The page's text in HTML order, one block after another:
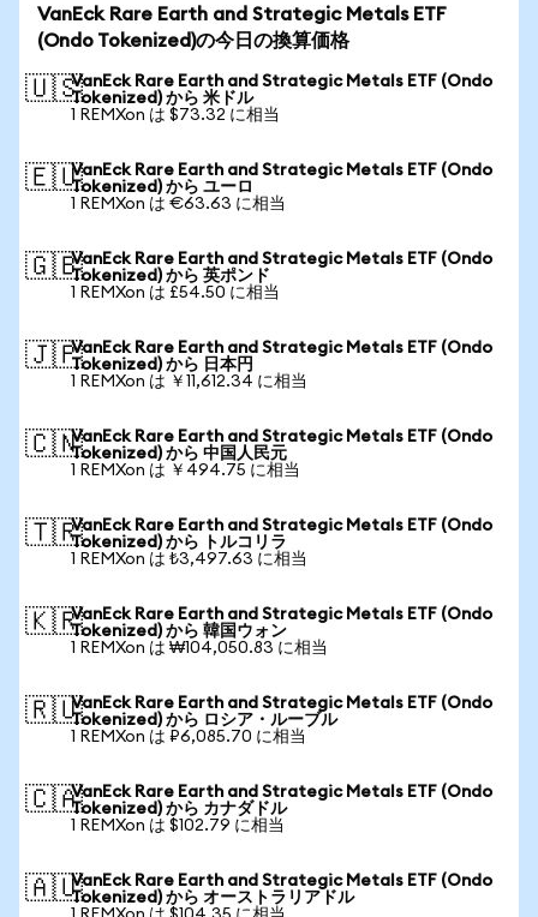
VanEck Rare Earth and Strategic Metals ETF
(Ondo Tokenized)の今日の換算価格
🇺🇸VanEck Rare Earth and Strategic Metals ETF (Ondo
Tokenized) から 米ドル
1 REMXon は $73.32 に相当
🇪🇺VanEck Rare Earth and Strategic Metals ETF (Ondo
Tokenized) から ユーロ
1 REMXon は €63.63 に相当
🇬🇧VanEck Rare Earth and Strategic Metals ETF (Ondo
Tokenized) から 英ポンド
1 REMXon は £54.50 に相当
🇯🇵VanEck Rare Earth and Strategic Metals ETF (Ondo
Tokenized) から 日本円
1 REMXon は ￥11,612.34 に相当
🇨🇳VanEck Rare Earth and Strategic Metals ETF (Ondo
Tokenized) から 中国人民元
1 REMXon は ￥494.75 に相当
🇹🇷VanEck Rare Earth and Strategic Metals ETF (Ondo
Tokenized) から トルコリラ
1 REMXon は ₺3,497.63 に相当
🇰🇷VanEck Rare Earth and Strategic Metals ETF (Ondo
Tokenized) から 韓国ウォン
1 REMXon は ₩104,050.83 に相当
🇷🇺VanEck Rare Earth and Strategic Metals ETF (Ondo
Tokenized) から ロシア・ルーブル
1 REMXon は ₽6,085.70 に相当
🇨🇦VanEck Rare Earth and Strategic Metals ETF (Ondo
Tokenized) から カナダドル
1 REMXon は $102.79 に相当
🇦🇺VanEck Rare Earth and Strategic Metals ETF (Ondo
Tokenized) から オーストラリアドル